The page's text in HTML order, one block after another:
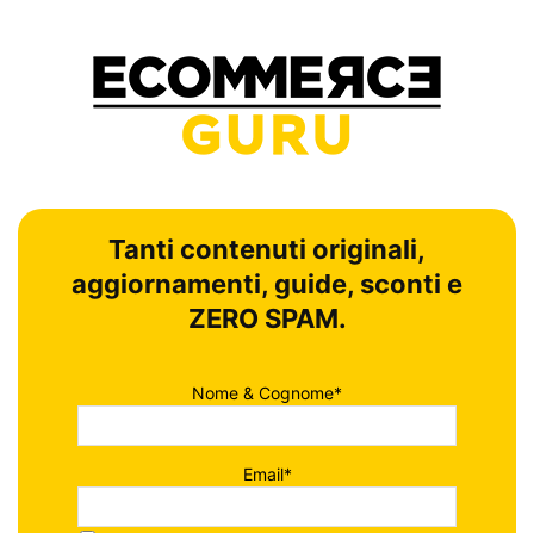
Tanti contenuti originali,
aggiornamenti, guide, sconti e
ZERO SPAM.
Nome & Cognome*
Email*